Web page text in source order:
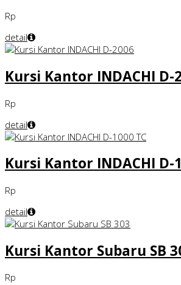
Rp
detail
Kursi Kantor INDACHI D-
Rp
detail
Kursi Kantor INDACHI D-
Rp
detail
Kursi Kantor Subaru SB
Rp